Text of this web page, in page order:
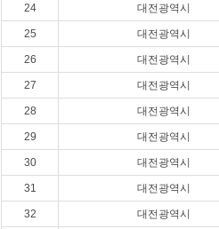
24 대전광역시
25 대전광역시
26 대전광역시
27 대전광역시
28 대전광역시
29 대전광역시
30 대전광역시
31 대전광역시
32 대전광역시